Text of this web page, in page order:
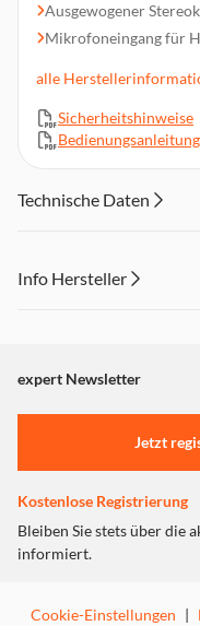
Ausgewogener
Mikrofoneingang für
Kompaktes Gehäuse
Ideal für Notebook-
alle
Sicherheitshinweise
Bedienungsanleitung
Technische Daten
Info Hersteller
"Marketing".
Einstellungen
expert Newsletter
Jetzt
Kostenlose Registrierung
Bleiben Sie stets über die
informiert.
Cookie-Einstellungen |